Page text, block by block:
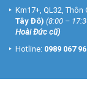
Km17+, QL32,
Tây Đô) (8:00 –
Hoài Đức cũ)
Hotline: 0989 067